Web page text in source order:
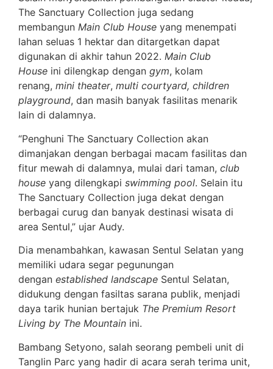
The Sanctuary Collection juga sedang
membangun Main Club House yang menempati
lahan seluas 1 hektar dan ditargetkan dapat
digunakan di akhir tahun 2022. Main Club
House ini dilengkap dengan gym, kolam
renang, mini theater, multi courtyard, children
playground, dan masih banyak fasilitas menarik
lain di dalamnya.
“Penghuni The Sanctuary Collection akan
dimanjakan dengan berbagai macam fasilitas dan
fitur mewah di dalamnya, mulai dari taman, club
house yang dilengkapi swimming pool. Selain itu
The Sanctuary Collection juga dekat dengan
berbagai curug dan banyak destinasi wisata di
area Sentul,” ujar Audy.
Dia menambahkan, kawasan Sentul Selatan yang
memiliki udara segar pegunungan
dengan established landscape Sentul Selatan,
didukung dengan fasiltas sarana publik, menjadi
daya tarik hunian bertajuk The Premium Resort
Living by The Mountain ini.
Bambang Setyono, salah seorang pembeli unit di
Tanglin Parc yang hadir di acara serah terima unit,